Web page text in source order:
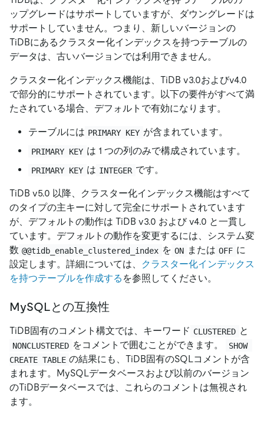
ップグレードはサポートしていますが、ダウングレードは
サポートしていません。つまり、新しいバージョンの
TiDBにあるクラスター化インデックスを持つテーブルの
データは、古いバージョンでは利用できません。
クラスター化インデックス機能は、TiDB v3.0およびv4.0
で部分的にサポートされています。以下の要件がすべて満
たされている場合、デフォルトで有効になります。
テーブルには PRIMARY KEY が含まれています。
PRIMARY KEY は 1 つの列のみで構成されています。
PRIMARY KEY は INTEGER です。
TiDB v5.0 以降、クラスター化インデックス機能はすべて
のタイプの主キーに対して完全にサポートされています
が、デフォルトの動作は TiDB v3.0 および v4.0 と一貫し
ています。デフォルトの動作を変更するには、システム変
数 @@tidb_enable_clustered_index を ON または OFF に
設定します。詳細については、
クラスター化インデックス
を持つテーブルを作成する を参照してください。
MySQLとの互換性
TiDB固有のコメント構文では、キーワード CLUSTERED と
NONCLUSTERED をコメントで囲むことができます。
SHOW
CREATE TABLE の結果にも、TiDB固有のSQLコメントが含
まれます。MySQLデータベースおよび以前のバージョン
のTiDBデータベースでは、これらのコメントは無視され
ます。